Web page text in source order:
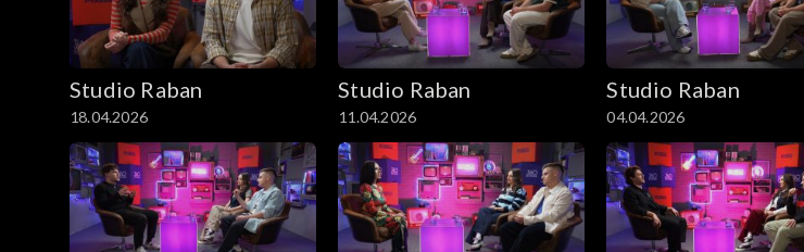
Studio Raban
18.04.2026
Studio Raban
11.04.2026
Studio Raban
04.04.2026